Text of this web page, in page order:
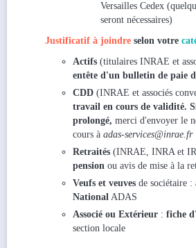
Versailles Cedex
seront nécessaires)
Justificatif à joindre selon votre
Actifs (titulaires INRAE et
entête d'un bulletin de paie
CDD (INRAE et associés
travail en cours de validité.
prolongé, merci d'envoyer le
cours à adas-services@inrae.fr
Retraités (INRAE, INRA et
pension ou avis de mise à la
Veufs et veuves de sociétaire :
National ADAS
Associé ou Extérieur : fiche
section locale